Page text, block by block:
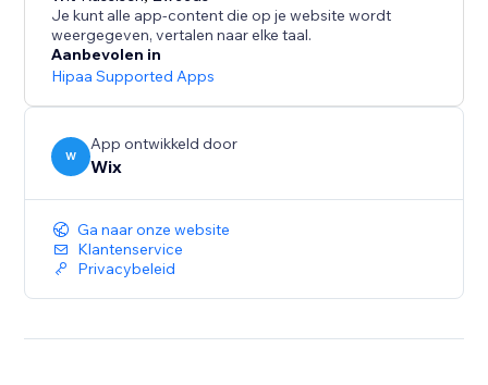
Je kunt alle app-content die op je website wordt
weergegeven, vertalen naar elke taal.
Aanbevolen in
Hipaa Supported Apps
W
App ontwikkeld door
Wix
Ga naar onze website
Klantenservice
Privacybeleid